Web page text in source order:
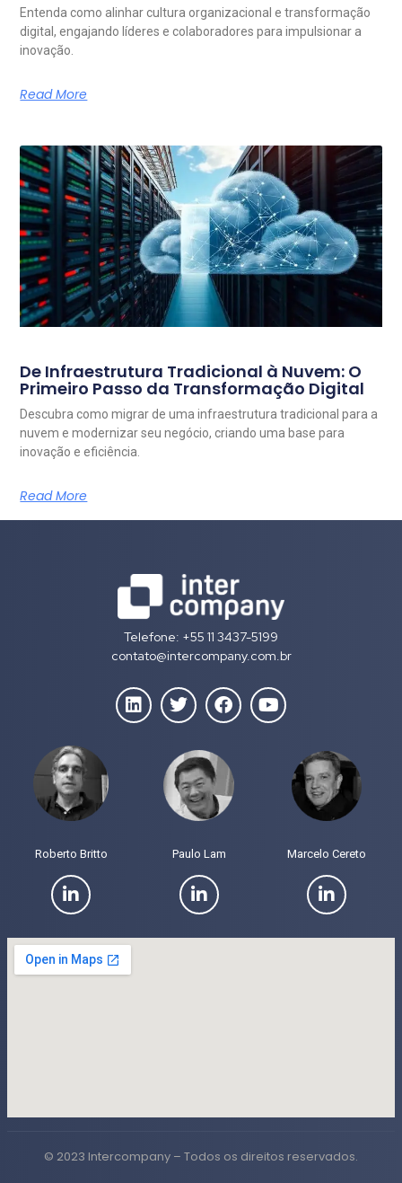
Entenda como alinhar cultura organizacional e transformação
digital, engajando líderes e colaboradores para impulsionar a
inovação.
Read More
De Infraestrutura Tradicional à Nuvem: O
Primeiro Passo da Transformação Digital
Descubra como migrar de uma infraestrutura tradicional para a
nuvem e modernizar seu negócio, criando uma base para
inovação e eficiência.
Read More
Telefone: +55 11 3437-5199
contato@intercompany.com.br
Roberto Britto Paulo Lam Marcelo Cereto
© 2023 Intercompany – Todos os direitos reservados.